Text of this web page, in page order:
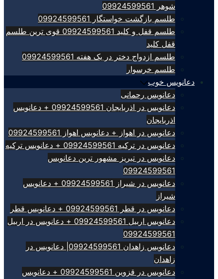
شوهر 09924599561
طلسم بازگشت خواستگار 09924599561
طلسم قفل و کلید 09924599561 قوی ترین طلسم
قفل کلید
طلسم ازدواج دختر در یک هفته 09924599561
طلسم خرسوار
دعانویس خوب
دعانویس رحمانی
دعانویس در اذربایجان 09924599561 + دعانویس
اذربایجان
دعانویس در اهواز + دعانویس اهواز 09924599561
دعانویس در ترکیه 09924599561 + دعانویس ترکیه
دعانویس در تبریز مشهور ترین دعانویس
09924599561
دعانویس در شیراز 09924599561 + دعانویس
شیراز
دعانویس در قطر 09924599561 + دعانویس قطر
دعانویس اربیل 09924599561 + دعانویس در اربیل
09924599561
دعانویس زاهدان 09924599561| دعانویس در
زاهدان
دعانویس در قزوین 09924599561 + دعانویس